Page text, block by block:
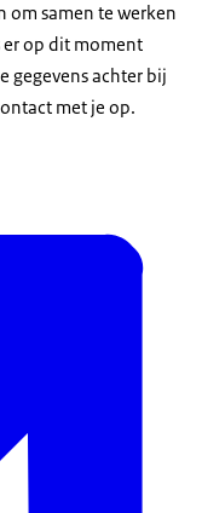
om samen te werken
er op dit moment
gegevens achter bij
met je op.